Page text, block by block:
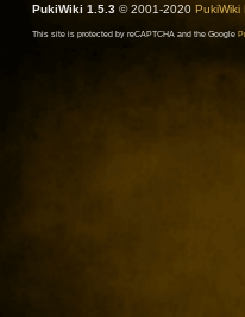
PukiWiki 1.5.3© 2001-2020 PukiWiki
This site is protected by reCAPTCHA and the Google